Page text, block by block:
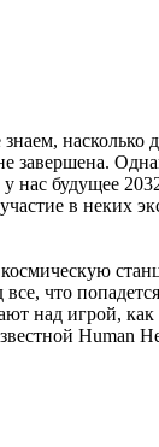
знаем,
завершена.
нас будущее
в неких
космическую
что
над игрой,
Human